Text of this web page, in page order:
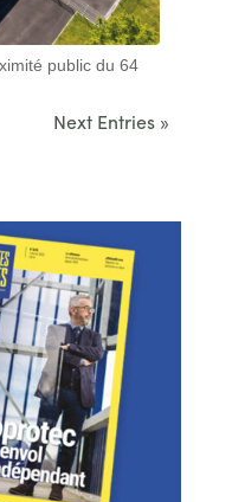
public du 64
Next Entries »